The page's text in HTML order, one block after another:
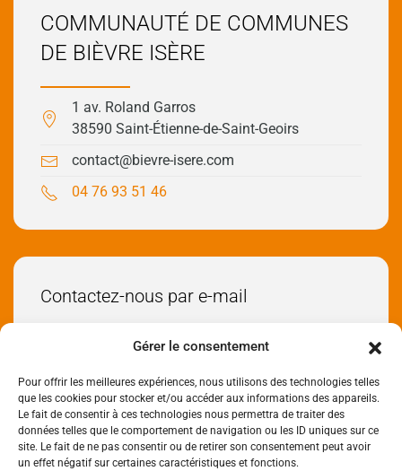
Gérer le consentement
Pour offrir les meilleures expériences, nous utilisons des technologies telles
que les cookies pour stocker et/ou accéder aux informations des appareils.
Le fait de consentir à ces technologies nous permettra de traiter des
données telles que le comportement de navigation ou les ID uniques sur ce
site. Le fait de ne pas consentir ou de retirer son consentement peut avoir
un effet négatif sur certaines caractéristiques et fonctions.
COMMUNAUTÉ DE COMMUNES
DE BIÈVRE ISÈRE
1 av. Roland Garros
38590 Saint-Étienne-de-Saint-Geoirs
contact@bievre-isere.com
04 76 93 51 46
Contactez-nous par e-mail
Envoyez-nous un e-mail
Réseaux sociaux